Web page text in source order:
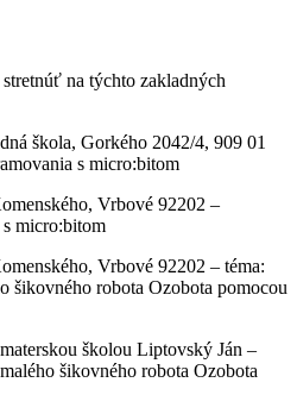
na týchto zakladných
škola, Gorkého 2042/4, 909 01
s micro:bitom
Vrbové 92202 –
micro:bitom
Vrbové 92202 – téma:
šikovného robota Ozobota pomocou
školou Liptovský Ján –
šikovného robota Ozobota